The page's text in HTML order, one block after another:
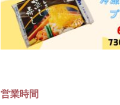
営業時間